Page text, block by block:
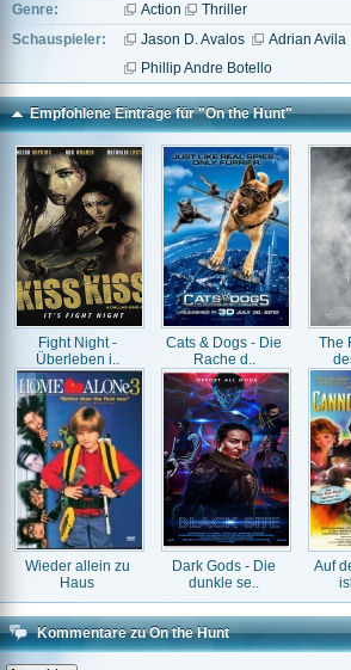
Genre:
Action
Thriller
Schauspieler:
Jason D. Avalos Adrian Avila
Phillip Andre Botello
Empfohlene Einträge für "On the Hunt"
Fight Night -
Überleben i..
Cats & Dogs - Die
Rache d..
The
Wieder allein zu
Haus
Dark Gods - Die
dunkle se..
Auf
Kommentare zu On the Hunt